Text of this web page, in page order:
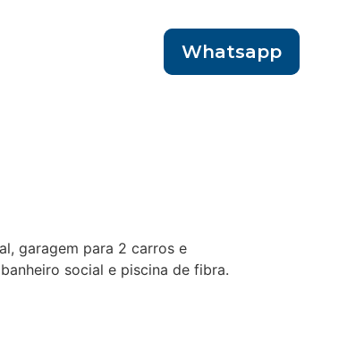
Whatsapp
garagem para 2 carros e
social e piscina de fibra.